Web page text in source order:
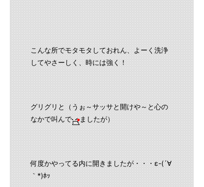
こんな所でモタモタしておれん、よーく洗浄
してやさーしく、時には強く！
グリグリと（うぉ～サッサと開けや～と心の
なかで叫んで
ましたが）
何度かやってる内に開きましたが・・・ε-(´∀
｀*)ﾎｯ